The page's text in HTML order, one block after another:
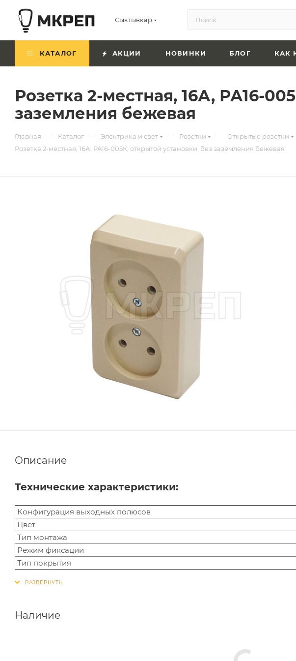
Сыктывкар
КАТАЛОГ АКЦИИ НОВИНКИ БЛОГ КАК
Розетка 2-местная, 16А, РА16-
заземления бежевая
Главная — Каталог — Электрика и свет — Розетки — Открытые розетки
Розетка 2-местная, 16А, РА16-005К, открытой установки, без заземления бежевая
Описание
Технические характеристики:
Конфигурация выходных полюсов
Цвет
Тип монтажа
Режим фиксации
Тип покрытия
Наличие